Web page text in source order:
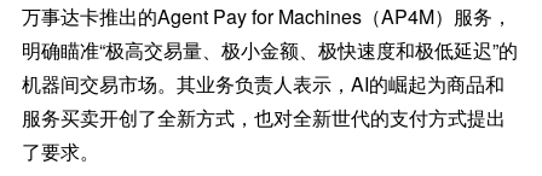
万事达卡推出的Agent Pay for Machines（AP4M）服务，
明确瞄准“极高交易量、极小金额、极快速度和极低延迟”的
机器间交易市场。其业务负责人表示，AI的崛起为商品和
服务买卖开创了全新方式，也对全新世代的支付方式提出
了要求。